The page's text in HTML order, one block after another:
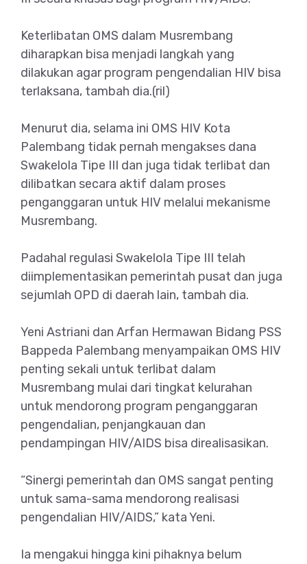
Keterlibatan OMS dalam Musrembang
diharapkan bisa menjadi langkah yang
dilakukan agar program pengendalian HIV bisa
terlaksana, tambah dia.(ril)
Menurut dia, selama ini OMS HIV Kota
Palembang tidak pernah mengakses dana
Swakelola Tipe III dan juga tidak terlibat dan
dilibatkan secara aktif dalam proses
penganggaran untuk HIV melalui mekanisme
Musrembang.
Padahal regulasi Swakelola Tipe III telah
diimplementasikan pemerintah pusat dan juga
sejumlah OPD di daerah lain, tambah dia.
Yeni Astriani dan Arfan Hermawan Bidang PSS
Bappeda Palembang menyampaikan OMS HIV
penting sekali untuk terlibat dalam
Musrembang mulai dari tingkat kelurahan
untuk mendorong program penganggaran
pengendalian, penjangkauan dan
pendampingan HIV/AIDS bisa direalisasikan.
“Sinergi pemerintah dan OMS sangat penting
untuk sama-sama mendorong realisasi
pengendalian HIV/AIDS,” kata Yeni.
Ia mengakui hingga kini pihaknya belum